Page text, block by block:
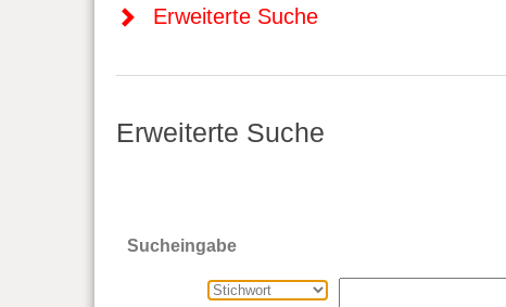
Erweiterte Suche
Erweiterte Suche
Sucheingabe